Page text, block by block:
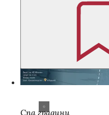
Спа градини